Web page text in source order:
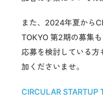
また、2024年夏から
TOKYO 第2期の募集
応募を検討している
加くださいませ。
CIRCULAR STARTUP